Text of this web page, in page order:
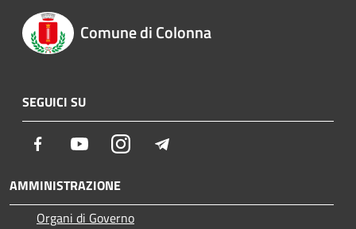
Comune di Colonna
SEGUICI SU
Facebook YoutubeInstagram
AMMINISTRAZIONE
Organi di Governo